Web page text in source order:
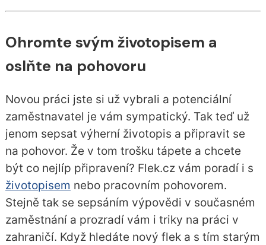
Ohromte svým životopisem a
oslňte na pohovoru
Novou práci jste si už vybrali a potenciální
zaměstnavatel je vám sympatický. Tak teď už
jenom sepsat výherní životopis a připravit se
na pohovor. Že v tom trošku tápete a chcete
být co nejlíp připravení? Flek.cz vám poradí i s
životopisem nebo pracovním pohovorem.
Stejně tak se sepsáním výpovědi v současném
zaměstnání a prozradí vám i triky na práci v
zahraničí. Když hledáte nový flek a s tím starým